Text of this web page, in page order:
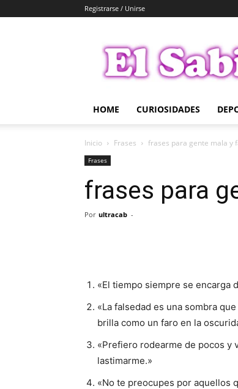
Registrarse / Unirse
Sabio
HOME CURIOSIDADES
Inicio Frases frases para gente mala y
Frases
frases para
Por ultracab -
«El tiempo siempre se encarga
«La falsedad es una sombra
brilla como un faro en la
«Prefiero rodearme de pocos y
lastimarme.»
«No te preocupes por aquellos